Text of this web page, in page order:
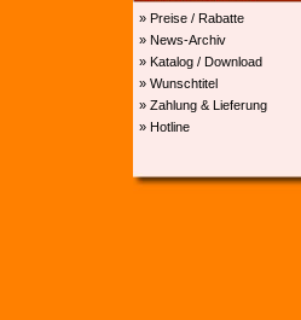
» Preise / Rabatte
» News-Archiv
» Katalog / Download
» Wunschtitel
» Zahlung & Lieferung
» Hotline